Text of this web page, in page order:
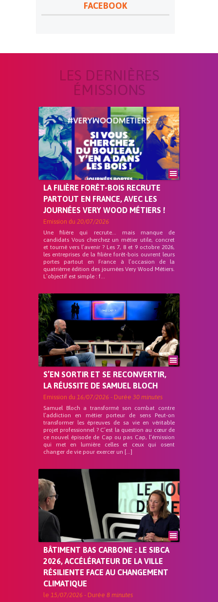
FACEBOOK
LES DERNIÈRES
ÉMISSIONS
LA FILIÈRE FORÊT-BOIS RECRUTE
PARTOUT EN FRANCE, AVEC LES
JOURNÉES VERY WOOD MÉTIERS !
Emission du 20/07/2026
Une filière qui recrute… mais manque de
candidats Vous cherchez un métier utile, concret
et tourné vers l’avenir ? Les 7, 8 et 9 octobre 2026,
les entreprises de la filière forêt-bois ouvrent leurs
portes partout en France à l’occasion de la
quatrième édition des journées Very Wood Métiers.
L’objectif est simple : f...
S’EN SORTIR ET SE RECONVERTIR,
LA RÉUSSITE DE SAMUEL BLOCH
Emission du 16/07/2026 - Durée 30 minutes
Samuel Bloch a transformé son combat contre
l’addiction en métier porteur de sens Peut-on
transformer les épreuves de sa vie en véritable
projet professionnel ? C’est la question au cœur de
ce nouvel épisode de Cap ou pas Cap, l’émission
qui met en lumière celles et ceux qui osent
changer de vie pour exercer un […]
BÂTIMENT BAS CARBONE : LE SIBCA
2026, ACCÉLÉRATEUR DE LA VILLE
RÉSILIENTE FACE AU CHANGEMENT
CLIMATIQUE
le 15/07/2026 - Durée 8 minutes